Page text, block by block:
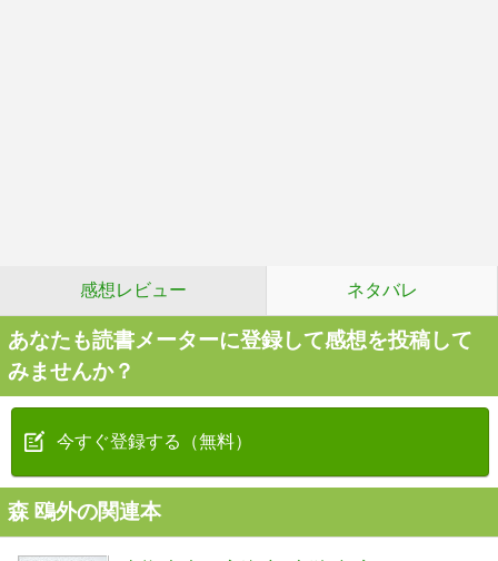
感想レビュー ネタバレ
あなたも読書メーターに登録して感想を投稿して
みませんか？
今すぐ登録する（無料）
森 鴎外の関連本